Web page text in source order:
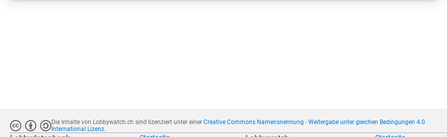
Die Inhalte von Lobbywatch.ch sind lizenziert unter einerCreative Commons Namensnennung - Weitergabe unter gleichen Bedingungen 4.0
International Lizenz.